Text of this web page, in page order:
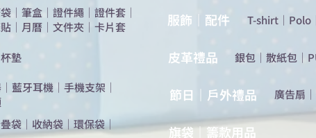
｜ 筆盒 ｜ 證件繩 ｜ 證件套 ｜
｜ 月曆 ｜ 文件夾 ｜ 卡片套
杯墊
｜ 藍牙耳機 ｜ 手機支架 ｜
袋 ｜ 收納袋 ｜ 環保袋｜
服飾｜配件 T-shirt ｜ Polo
​皮革禮品 ​銀包 ｜ 散紙包 ｜
節日｜戶外禮品 ​廣告扇 ｜
旗袋｜籌款用品